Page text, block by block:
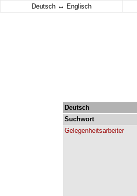
Deutsch ↔ Englisch
Deutsch
Suchwort
Gelegenheitsarbeiter